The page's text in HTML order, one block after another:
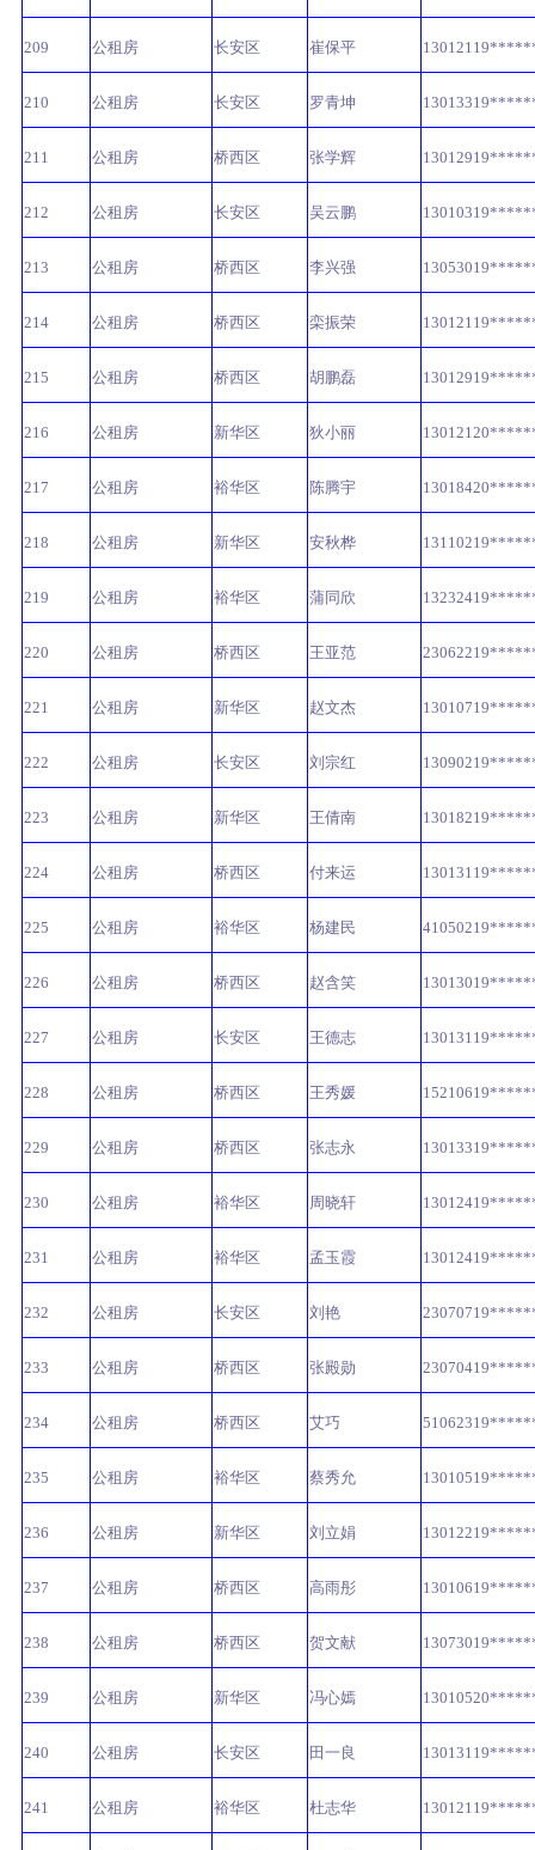
209 公租房 长安区 崔保平
210 公租房 长安区 罗青坤
211 公租房 桥西区 张学辉
212 公租房 长安区 吴云鹏
213 公租房 桥西区 李兴强
214 公租房 桥西区 栾振荣
215 公租房 桥西区 胡鹏磊
216 公租房 新华区 狄小丽
217 公租房 裕华区 陈腾宇
218 公租房 新华区 安秋桦
219 公租房 裕华区 蒲同欣
220 公租房 桥西区 王亚范
221 公租房 新华区 赵文杰
222 公租房 长安区 刘宗红
223 公租房 新华区 王倩南
224 公租房 桥西区 付来运
225 公租房 裕华区 杨建民
226 公租房 桥西区 赵含笑
227 公租房 长安区 王德志
228 公租房 桥西区 王秀媛
229 公租房 桥西区 张志永
230 公租房 裕华区 周晓轩
231 公租房 裕华区 孟玉霞
232 公租房 长安区 刘艳
233 公租房 桥西区 张殿勋
234 公租房 桥西区 艾巧
235 公租房 裕华区 蔡秀允
236 公租房 新华区 刘立娟
237 公租房 桥西区 高雨彤
238 公租房 桥西区 贺文献
239 公租房 新华区 冯心嫣
240 公租房 长安区 田一良
241 公租房 裕华区 杜志华